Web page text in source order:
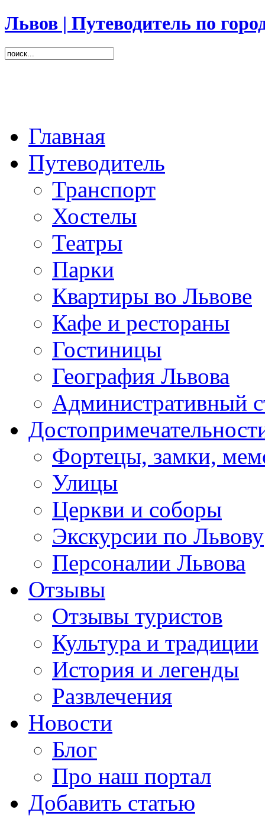
Львов | Путеводитель по
Главная
Путеводитель
Транспорт
Хостелы
Театры
Парки
Квартиры во Львове
Кафе и рестораны
Гостиницы
География Львова
Административный
Фортецы, замки,
Улицы
Церкви и соборы
Экскурсии по Львову
Персоналии Львова
Отзывы
Отзывы туристов
Культура и традиции
История и легенды
Развлечения
Новости
Блог
Про наш портал
Добавить статью